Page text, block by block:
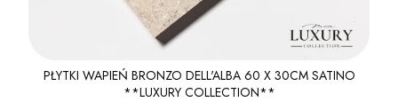
PŁYTKI WAPIEŃ BRONZO DELL'ALBA 60 X 30CM SATINO
**LUXURY COLLECTION**